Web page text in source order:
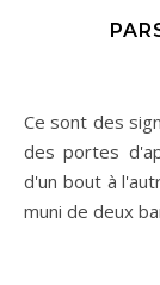
Ce sont des signes étranges, tracés à la peinture noire sur
des portes
d'un bout à
muni de deux